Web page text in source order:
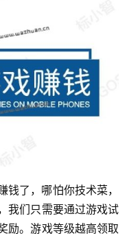
了，哪怕你技术菜，
我们只需要通过游戏试
励。游戏等级越高领取